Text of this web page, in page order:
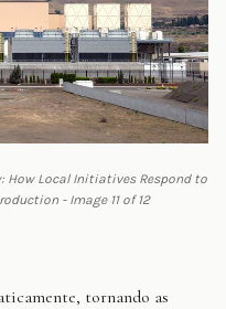
How Local Initiatives Respond to
- Image 11 of 12
tornando as